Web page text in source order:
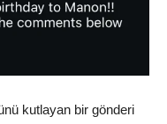
kutlayan bir gönderi